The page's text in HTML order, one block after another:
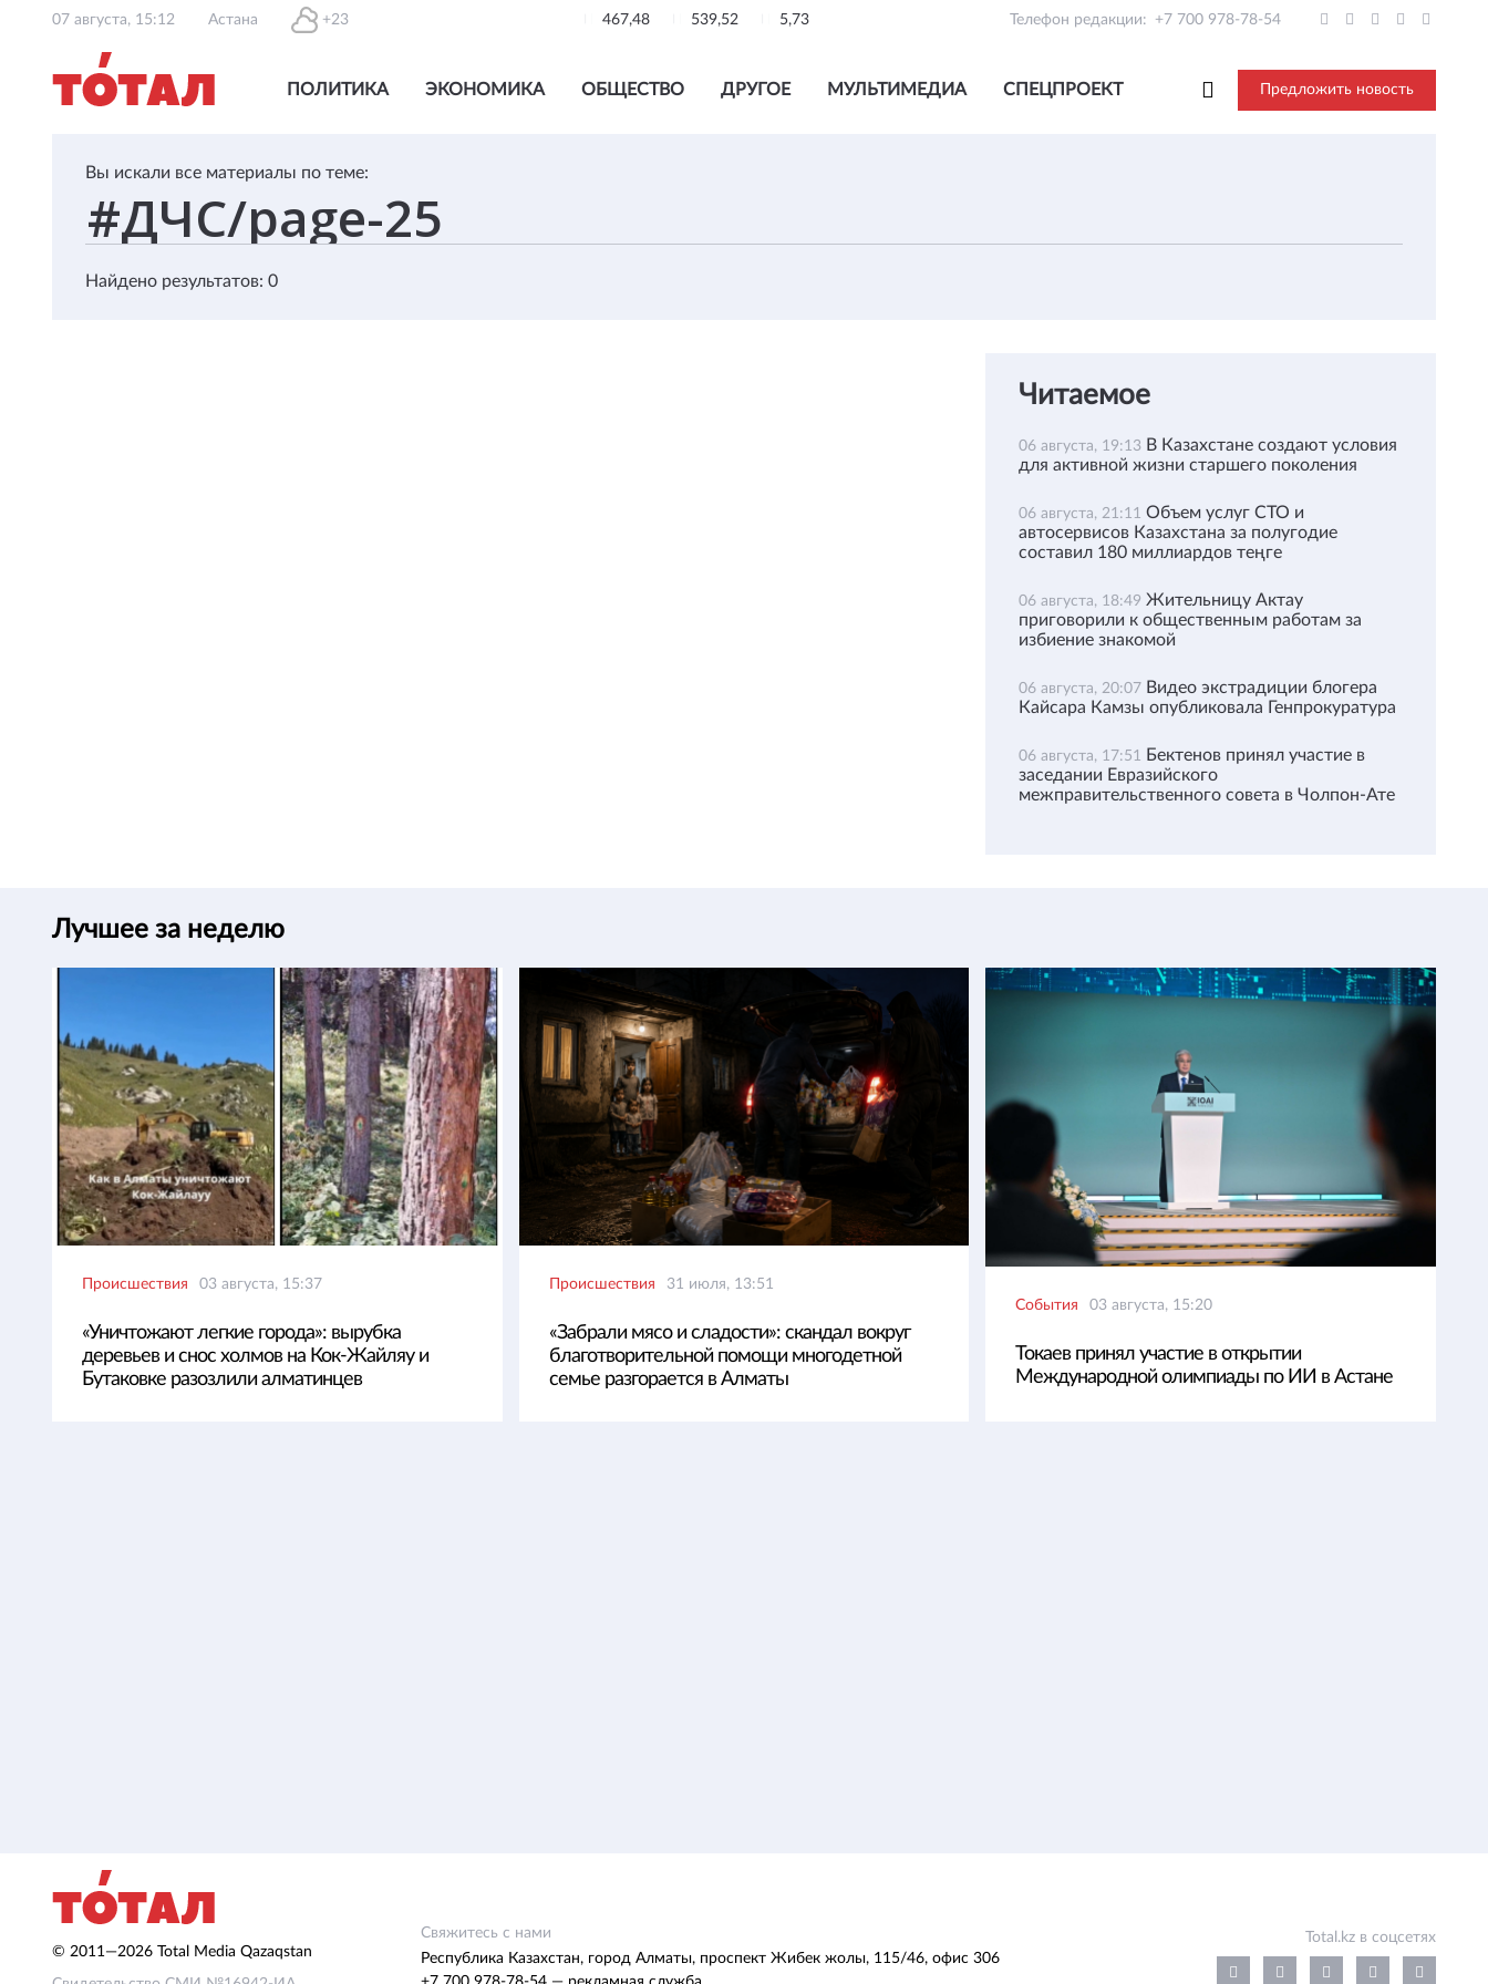
07 августа, 15:12 Астана +23 467,48 539,52 5,73 Телефон редакции: +7 700 978-78-54
ПОЛИТИКА ЭКОНОМИКА ОБЩЕСТВО ДРУГОЕ МУЛЬТИМЕДИА СПЕЦПРОЕКТ Предложить новость
Вы искали все материалы по теме:
Найдено результатов: 0
Читаемое
06 августа, 19:13 В Казахстане создают условия
для активной жизни старшего поколения
06 августа, 21:11 Объем услуг СТО и
автосервисов Казахстана за полугодие
составил 180 миллиардов теңге
06 августа, 18:49 Жительницу Актау
приговорили к общественным работам за
избиение знакомой
06 августа, 20:07 Видео экстрадиции блогера
Кайсара Камзы опубликовала Генпрокуратура
06 августа, 17:51 Бектенов принял участие в
заседании Евразийского
межправительственного совета в Чолпон-Ате
Лучшее за неделю
Происшествия 03 августа, 15:37
«Уничтожают легкие города»: вырубка
деревьев и снос холмов на Кок-Жайляу и
Бутаковке разозлили алматинцев
Происшествия 31 июля, 13:51
«Забрали мясо и сладости»: скандал вокруг
благотворительной помощи многодетной
семье разгорается в Алматы
События 03 августа, 15:20
Токаев принял участие в открытии
Международной олимпиады по ИИ в Астане
© 2011—2026 Total Media Qazaqstan
Свяжитесь с нами
Республика Казахстан, город Алматы, проспект Жибек жолы, 115/46, офис 306
Total.kz в соцсетях